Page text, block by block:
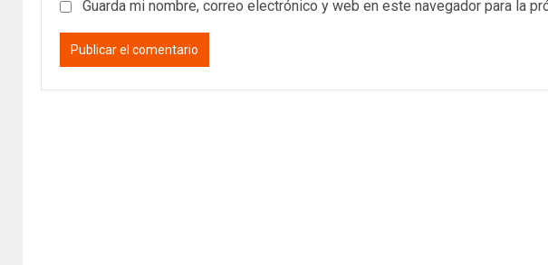
Guarda mi nombre, correo electrónico y web en este navegador para la